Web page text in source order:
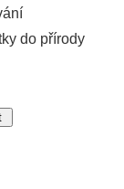
do přírody